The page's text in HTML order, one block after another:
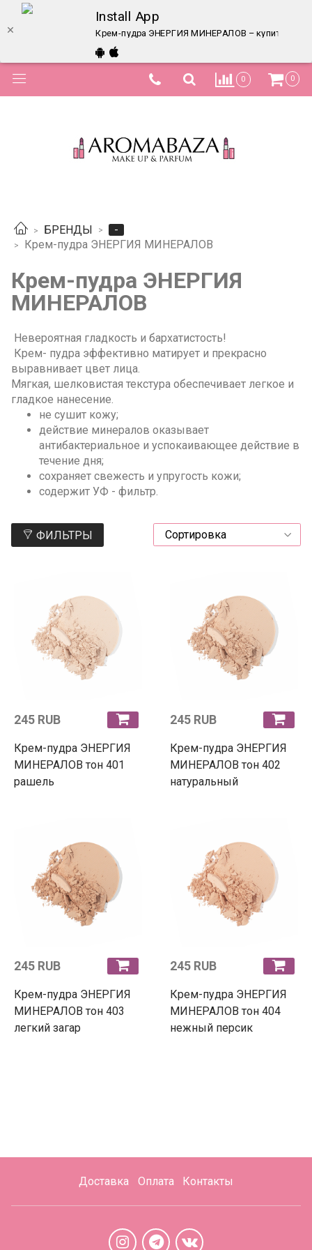
Install App
Крем-пудра ЭНЕРГИЯ МИНЕРАЛОВ – купить в
0 0
БРЕНДЫ
-
Крем-пудра ЭНЕРГИЯ МИНЕРАЛОВ
Крем-пудра ЭНЕРГИЯ
МИНЕРАЛОВ
Невероятная гладкость и бархатистость!
Крем- пудра эффективно матирует и прекрасно
выравнивает цвет лица.
Мягкая, шелковистая текстура обеспечивает легкое и
гладкое нанесение.
не сушит кожу;
действие минералов оказывает
антибактериальное и успокаивающее действие в
течение дня;
сохраняет свежесть и упругость кожи;
содержит УФ - фильтр.
ФИЛЬТРЫ
245 RUB
Крем-пудра ЭНЕРГИЯ
МИНЕРАЛОВ тон 401
рашель
245 RUB
Крем-пудра ЭНЕРГИЯ
МИНЕРАЛОВ тон 402
натуральный
245 RUB
Крем-пудра ЭНЕРГИЯ
МИНЕРАЛОВ тон 403
легкий загар
245 RUB
Крем-пудра ЭНЕРГИЯ
МИНЕРАЛОВ тон 404
нежный персик
Доставка Оплата Контакты